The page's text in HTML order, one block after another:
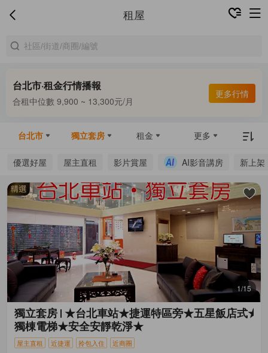
租屋
台北市·租金行情播報
合租中位數 9,900 ~ 13,300元/月
更多行情
台北市 獨立套房 租金 更多
優選好屋 屋主直租 影片賞屋 AI影音講房 新上架
1/15
獨立套房 ★台北車站★捷運特區旁★五星飯店式★
獨棟電梯★安全安靜乾淨★
屋主直租 近捷運 拎包入住 近商圈